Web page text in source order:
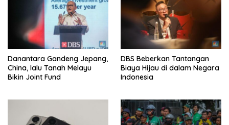
Danantara Gandeng Jepang,
China, lalu Tanah Melayu
Bikin Joint Fund
DBS Beberkan Tantangan
Biaya Hijau di dalam Negara
Indonesia